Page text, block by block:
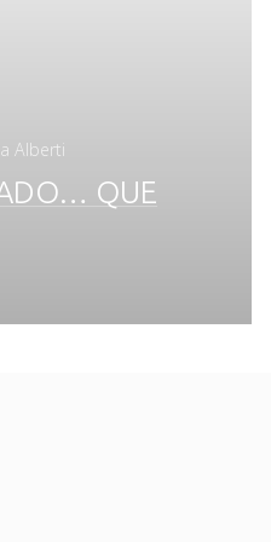
Alberti
QUE